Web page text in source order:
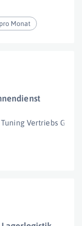
Monat
Vertriebs